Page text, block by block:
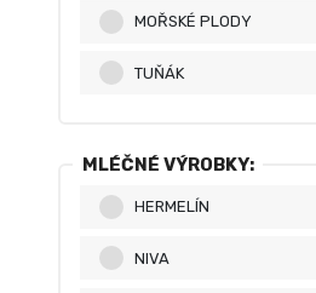
MOŘSKÉ PLODY
TUŇÁK
MLÉČNÉ VÝROBKY:
HERMELÍN
NIVA